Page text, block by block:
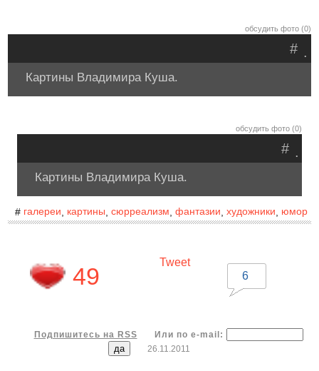
обсудить фото (0)
.
#
Картины Владимира Куша.
обсудить фото (0)
.
#
Картины Владимира Куша.
# галереи картины сюрреализм фантазии художники юмор
49
Tweet
6
Подпишитесь на RSS
Или по e-mail:
26.11.2011